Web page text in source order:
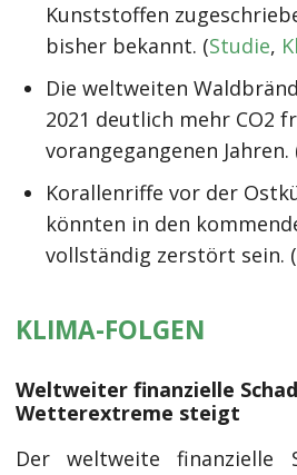
Kunststoffen
bisher bekannt. (Studie,
Die weltweiten
2021 deutlich mehr CO2
vorangegangenen Jahren.
Korallenriffe vor der
könnten in den
vollständig zerstört sein. (
KLIMA-FOLGEN
Weltweiter finanzielle
Wetterextreme steigt
Der weltweite finanzielle